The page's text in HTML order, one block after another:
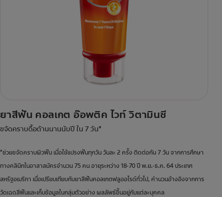
ยาสีฟัน คอลเกต อ๊อพติค ไวท์ วิตามินซี
ขจัดคราบดื้อด้านนานนับปี ใน 7 วัน*
*ช่วยขจัดคราบผิวฟัน เมื่อใช้แปรงฟันทุกวัน วันละ 2 ครั้ง ติดต่อกัน 7 วัน จากการศึกษา
ทางคลินิกในอาสาสมัครจำนวน 75 คน อายุระหว่าง 18-70 ปี พ.ย.-ธ.ค. 64 ประเทศ
สหรัฐอเมริกา เมื่อเปรียบเทียบกับยาสีฟันคอลเกตฟลูออไรด์ทั่วไป, คำนวนอ้างอิงจากการ
วัดเฉดสีฟันและเก็บข้อมูลในกลุ่มตัวอย่าง ผลลัพธ์ขึ้นอยู่กับแต่ละบุคคล